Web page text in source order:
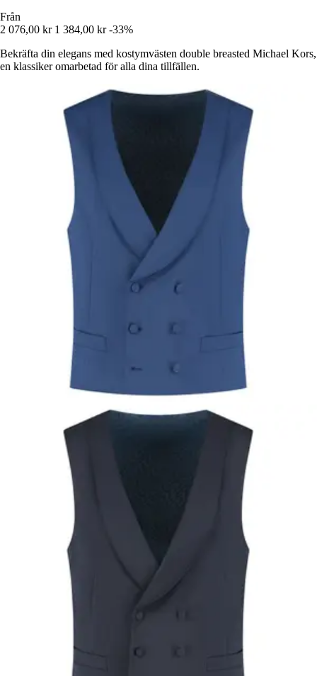
Från
2 076,00 kr 1 384,00 kr -33%
Bekräfta din elegans med kostymvästen double breasted Michael Kors,
en klassiker omarbetad för alla dina tillfällen.